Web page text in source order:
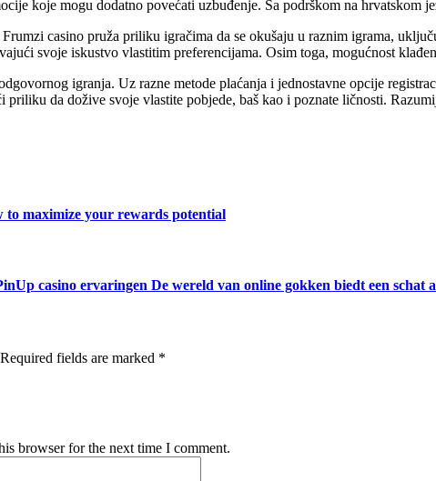
koje mogu dodatno povećati uzbuđenje. Sa podrškom na
casino pruža priliku igračima da se okušaju u raznim igrama,
svoje iskustvo vlastitim preferencijama. Osim toga, mogućnost
igranja. Uz razne metode plaćanja i jednostavne opcije
da dožive svoje vlastite pobjede, baš kao i poznate ličnosti.
maximize your rewards potential
casino ervaringen De wereld van online gokken biedt een schat
fields are marked *
browser for the next time I comment.